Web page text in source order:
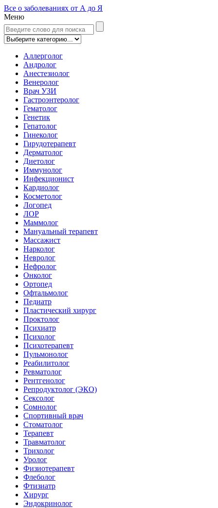
Все о заболеваниях от А до Я
Меню
Аллерголог
Андролог
Анестезиолог
Венеролог
Врач УЗИ
Гастроэнтеролог
Гематолог
Генетик
Гепатолог
Гинеколог
Гирудотерапевт
Дерматолог
Диетолог
Иммунолог
Инфекционист
Кардиолог
Косметолог
Логопед
ЛОР
Маммолог
Мануальный терапевт
Массажист
Нарколог
Невролог
Нефролог
Онколог
Ортопед
Офтальмолог
Педиатр
Пластический хирург
Проктолог
Психиатр
Психолог
Психотерапевт
Пульмонолог
Реабилитолог
Ревматолог
Рентгенолог
Репродуктолог (ЭКО)
Сексолог
Сомнолог
Спортивный врач
Стоматолог
Терапевт
Травматолог
Трихолог
Уролог
Физиотерапевт
Флеболог
Фтизиатр
Хирург
Эндокринолог